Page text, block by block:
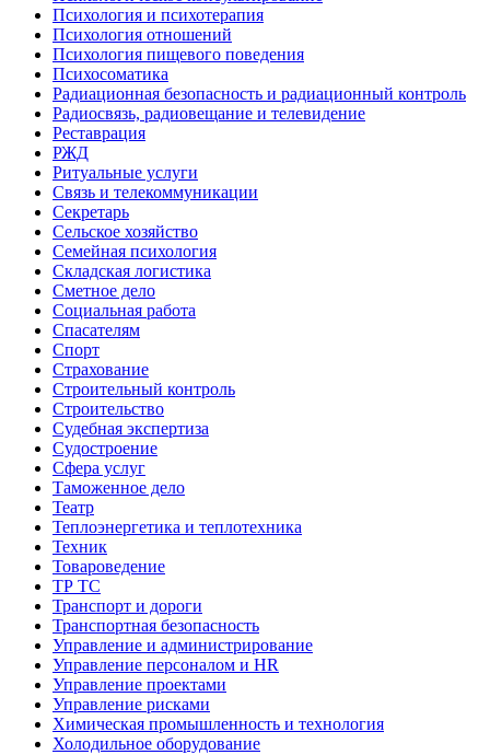
Психология и психотерапия
Психология отношений
Психология пищевого поведения
Психосоматика
Радиационная безопасность и радиационный контроль
Радиосвязь, радиовещание и телевидение
Реставрация
РЖД
Ритуальные услуги
Связь и телекоммуникации
Секретарь
Сельское хозяйство
Семейная психология
Складская логистика
Сметное дело
Социальная работа
Спасателям
Спорт
Страхование
Строительный контроль
Строительство
Судебная экспертиза
Судостроение
Сфера услуг
Таможенное дело
Театр
Теплоэнергетика и теплотехника
Техник
Товароведение
ТР ТС
Транспорт и дороги
Транспортная безопасность
Управление и администрирование
Управление персоналом и HR
Управление проектами
Управление рисками
Химическая промышленность и технология
Холодильное оборудование